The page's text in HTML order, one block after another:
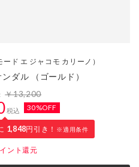
ード エ ジャコモ カリーノ）
ダル （ゴールド）
￥13,200
税込 30%OFF
1,848円引き！ ※適用条件
ント還元